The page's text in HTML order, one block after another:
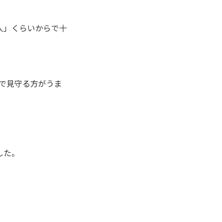
」くらいからで十
見守る方がうま
。